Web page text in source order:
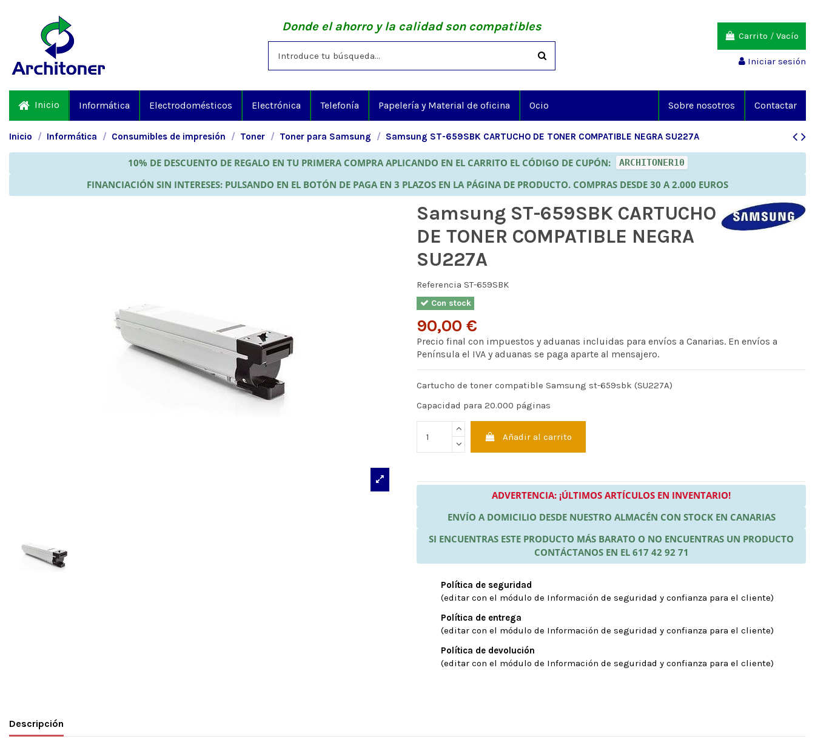
Donde el ahorro y la calidad son compatibles
Carrito / Vacío
Iniciar sesión
Inicio Informática Electrodomésticos Electrónica Telefonía Papelería y Material de oficina Ocio Contactar
Sobre nosotros
Inicio Informática Consumibles de impresión Toner Toner para Samsung Samsung ST-659SBK CARTUCHO DE TONER COMPATIBLE NEGRA SU227A
10% DE DESCUENTO DE REGALO EN TU PRIMERA COMPRA APLICANDO EN EL CARRITO EL CÓDIGO DE CUPÓN: ARCHITONER10
FINANCIACIÓN SIN INTERESES: PULSANDO EN EL BOTÓN DE PAGA EN 3 PLAZOS EN LA PÁGINA DE PRODUCTO. COMPRAS DESDE 30 A 2.000 EUROS
Samsung ST-659SBK CARTUCHO
DE TONER COMPATIBLE NEGRA
SU227A
Referencia ST-659SBK
Con stock
90,00 €
Precio final con impuestos y aduanas incluidas para envíos a Canarias. En envíos a
Península el IVA y aduanas se paga aparte al mensajero.
Cartucho de toner compatible Samsung st-659sbk (SU227A)
Capacidad para 20.000 páginas
Añadir al carrito
ADVERTENCIA: ¡ÚLTIMOS ARTÍCULOS EN INVENTARIO!
ENVÍO A DOMICILIO DESDE NUESTRO ALMACÉN CON STOCK EN CANARIAS
SI ENCUENTRAS ESTE PRODUCTO MÁS BARATO O NO ENCUENTRAS UN PRODUCTO
CONTÁCTANOS EN EL 617 42 92 71
Política de seguridad
(editar con el módulo de Información de seguridad y confianza para el cliente)
Política de entrega
(editar con el módulo de Información de seguridad y confianza para el cliente)
Política de devolución
(editar con el módulo de Información de seguridad y confianza para el cliente)
Descripción